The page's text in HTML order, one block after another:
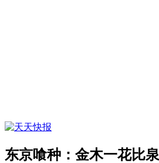
东京喰种：金木一花比